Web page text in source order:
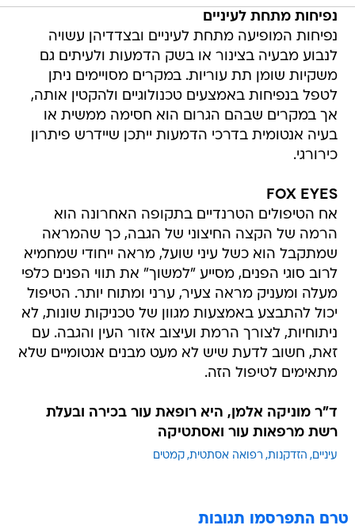
נפיחות מתחת לעיניים
נפיחות המופיעה מתחת לעיניים ובצדדיהן עשויה
לנבוע מבעיה בצינור או בשק הדמעות ולעיתים גם
משקיות שומן תת עוריות. במקרים מסויימים ניתן
לטפל בנפיחות באמצעים טכנולוגיים ולהקטין אותה,
אך במקרים שבהם הגרום הוא חסימה ממשית או
בעיה אנטומית בדרכי הדמעות ייתכן שיידרש פיתרון
כירורגי.
FOX EYES
אח הטיפולים הטרנדיים בתקופה האחרונה הוא
הרמה של הקצה החיצוני של הגבה, כך שהמראה
שמתקבל הוא כשל עיני שועל, מראה ייחודי שמחמיא
לרוב סוגי הפנים, מסייע "למשוך" את תווי הפנים כלפי
מעלה ומעניק מראה צעיר, ערני ומתוח יותר. הטיפול
יכול להתבצע באמצעות מגוון של טכניקות שונות, לא
ניתוחיות, לצורך הרמת ועיצוב אזור העין והגבה. עם
זאת, חשוב לדעת שיש לא מעט מבנים אנטומיים שלא
מתאימים לטיפול הזה.
ד"ר מוניקה אלמן, היא רופאת עור בכירה ובעלת
רשת מרפאות עור ואסתטיקה
עיניים הזדקנות רפואה אסתטית קמטים
טרם התפרסמו תגובות